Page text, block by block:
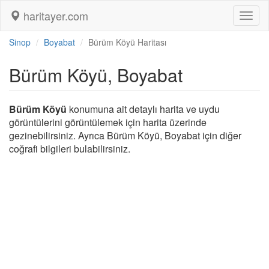
haritayer.com
Sinop Boyabat Bürüm Köyü Haritası
Bürüm Köyü, Boyabat
Bürüm Köyü konumuna ait detaylı harita ve uydu
görüntülerini görüntülemek için harita üzerinde
gezinebilirsiniz. Ayrıca Bürüm Köyü, Boyabat için diğer
coğrafi bilgileri bulabilirsiniz.